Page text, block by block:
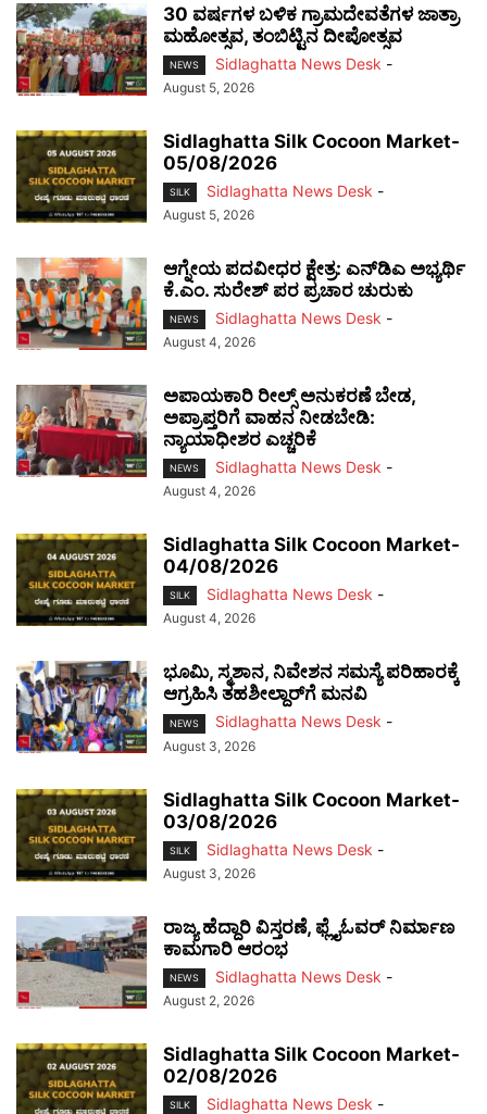
30 ವರ್ಷಗಳ ಬಳಿಕ ಗ್ರಾಮದೇವತೆಗಳ ಜಾತ್ರಾ
ಮಹೋತ್ಸವ, ತಂಬಿಟ್ಟಿನ ದೀಪೋತ್ಸವ
NEWS Sidlaghatta News Desk -
August 5, 2026
Sidlaghatta Silk Cocoon Market-
05/08/2026
SILK Sidlaghatta News Desk -
August 5, 2026
ಆಗ್ನೇಯ ಪದವೀಧರ ಕ್ಷೇತ್ರ: ಎನ್‌ಡಿಎ ಅಭ್ಯರ್ಥಿ
ಕೆ.ಎಂ. ಸುರೇಶ್ ಪರ ಪ್ರಚಾರ ಚುರುಕು
NEWS Sidlaghatta News Desk -
August 4, 2026
ಅಪಾಯಕಾರಿ ರೀಲ್ಸ್ ಅನುಕರಣೆ ಬೇಡ,
ಅಪ್ರಾಪ್ತರಿಗೆ ವಾಹನ ನೀಡಬೇಡಿ:
ನ್ಯಾಯಾಧೀಶರ ಎಚ್ಚರಿಕೆ
NEWS Sidlaghatta News Desk -
August 4, 2026
Sidlaghatta Silk Cocoon Market-
04/08/2026
SILK Sidlaghatta News Desk -
August 4, 2026
ಭೂಮಿ, ಸ್ಮಶಾನ, ನಿವೇಶನ ಸಮಸ್ಯೆ ಪರಿಹಾರಕ್ಕೆ
ಆಗ್ರಹಿಸಿ ತಹಶೀಲ್ದಾರ್‌ಗೆ ಮನವಿ
NEWS Sidlaghatta News Desk -
August 3, 2026
Sidlaghatta Silk Cocoon Market-
03/08/2026
SILK Sidlaghatta News Desk -
August 3, 2026
ರಾಜ್ಯ ಹೆದ್ದಾರಿ ವಿಸ್ತರಣೆ, ಫ್ಲೈಓವರ್ ನಿರ್ಮಾಣ
ಕಾಮಗಾರಿ ಆರಂಭ
NEWS Sidlaghatta News Desk -
August 2, 2026
Sidlaghatta Silk Cocoon Market-
02/08/2026
SILK Sidlaghatta News Desk -